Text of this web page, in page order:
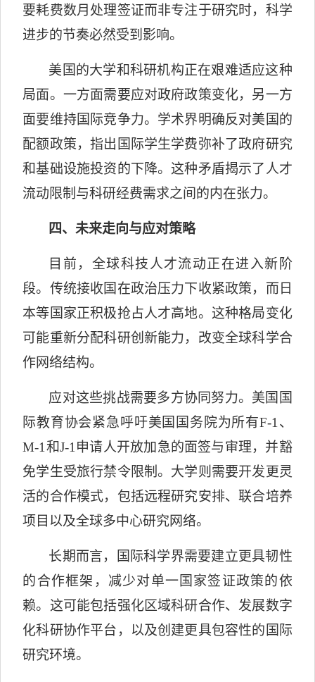
要耗费数月处理签证而非专注于研究时，科学
进步的节奏必然受到影响。
美国的大学和科研机构正在艰难适应这种
局面。一方面需要应对政府政策变化，另一方
面要维持国际竞争力。学术界明确反对美国的
配额政策，指出国际学生学费弥补了政府研究
和基础设施投资的下降。这种矛盾揭示了人才
流动限制与科研经费需求之间的内在张力。
四、未来走向与应对策略
目前，全球科技人才流动正在进入新阶
段。传统接收国在政治压力下收紧政策，而日
本等国家正积极抢占人才高地。这种格局变化
可能重新分配科研创新能力，改变全球科学合
作网络结构。
应对这些挑战需要多方协同努力。美国国
际教育协会紧急呼吁美国国务院为所有F-1 、
M-1 和J-1 申请人开放加急的面签与审理，并豁
免学生受旅行禁令限制。大学则需要开发更灵
活的合作模式，包括远程研究安排、联合培养
项目以及全球多中心研究网络。
长期而言，国际科学界需要建立更具韧性
的合作框架，减少对单一国家签证政策的依
赖。这可能包括强化区域科研合作、发展数字
化科研协作平台，以及创建更具包容性的国际
研究环境。